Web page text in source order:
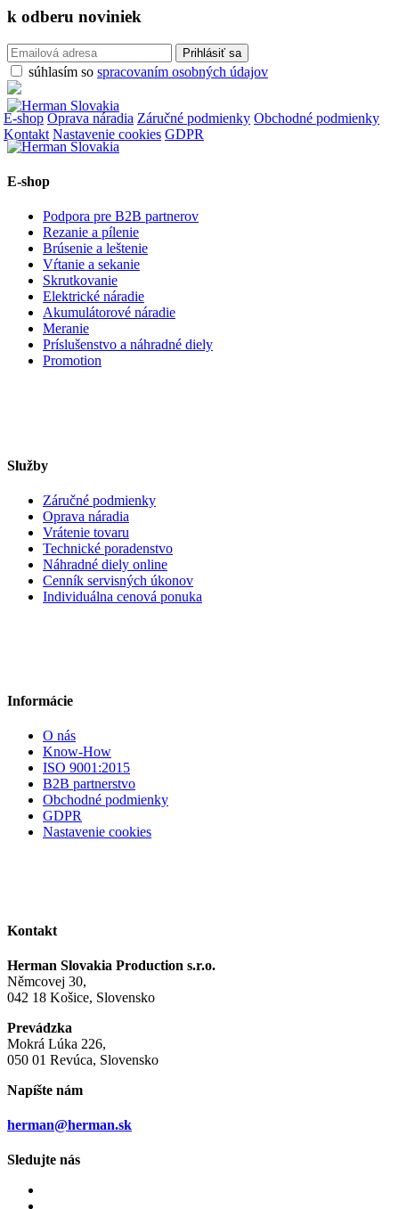
k odberu noviniek
súhlasím so spracovaním osobných údajov
E-shop Oprava náradia Záručné podmienky Obchodné podmienky
Kontakt Nastavenie cookies GDPR
E-shop
Podpora pre B2B partnerov
Rezanie a pílenie
Brúsenie a leštenie
Vŕtanie a sekanie
Skrutkovanie
Elektrické náradie
Akumulátorové náradie
Meranie
Príslušenstvo a náhradné diely
Promotion
Služby
Záručné podmienky
Oprava náradia
Vrátenie tovaru
Technické poradenstvo
Náhradné diely online
Cenník servisných úkonov
Individuálna cenová ponuka
Informácie
O nás
Know-How
ISO 9001:2015
B2B partnerstvo
Obchodné podmienky
GDPR
Nastavenie cookies
Kontakt
Herman Slovakia Production s.r.o.
Němcovej 30,
042 18 Košice, Slovensko
Prevádzka
Mokrá Lúka 226,
050 01 Revúca, Slovensko
Napíšte nám
herman@herman.sk
Sledujte nás